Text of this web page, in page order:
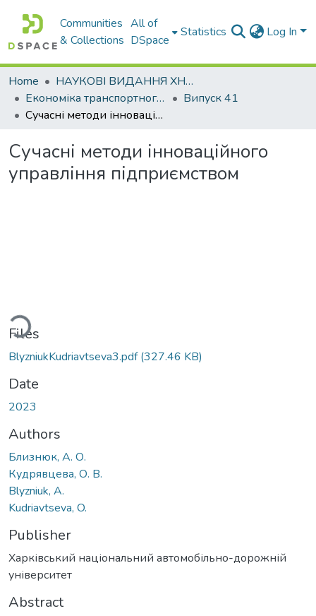
Communities
& Collections
All of
DSpace
Statistics Log In
Home
НАУКОВІ ВИДАННЯ ХНАДУ
Економіка транспортного комплексу
Випуск 41
Сучасні методи інноваційного управління підприємством
Сучасні методи інноваційного
управління підприємством
Loading...
Files
BlyzniukKudriavtseva3.pdf(327.46 KB)
Date
2023
Authors
Близнюк, А. О.
Кудрявцева, О. В.
Blyzniuk, A.
Kudriavtseva, O.
Publisher
Харківський національний автомобільно-дорожній
університет
Abstract